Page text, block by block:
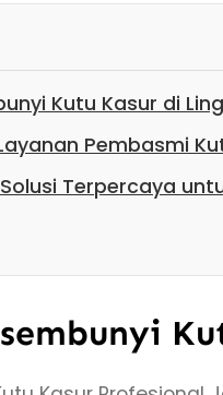
Kutu Kasur di
Pembasmi
Terpercaya